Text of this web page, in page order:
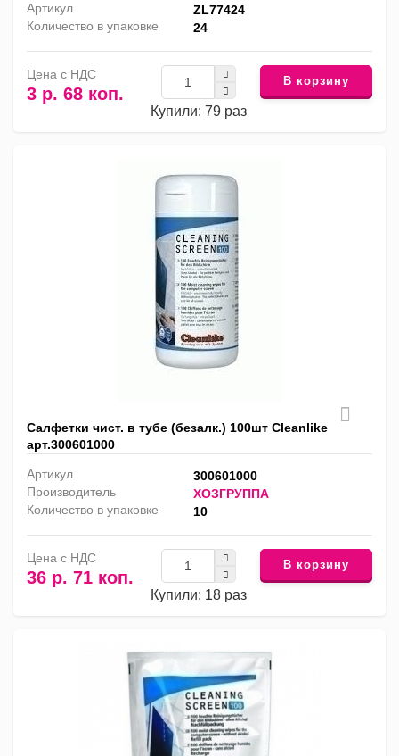
Артикул
ZL77424
Количество в упаковке
24
Цена с НДС
3 р. 68 коп.
Купили: 79 раз
В корзину
Салфетки чист. в тубе (безалк.) 100шт Cleanlike
арт.300601000
Артикул
300601000
Производитель
ХОЗГРУППА
Количество в упаковке
10
Цена с НДС
36 р. 71 коп.
Купили: 18 раз
В корзину